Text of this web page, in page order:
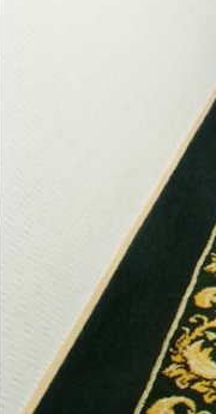
Дворец на Яузе